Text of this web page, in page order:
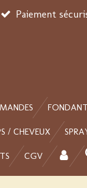
Paiement
/ CHEVEUX
CGV